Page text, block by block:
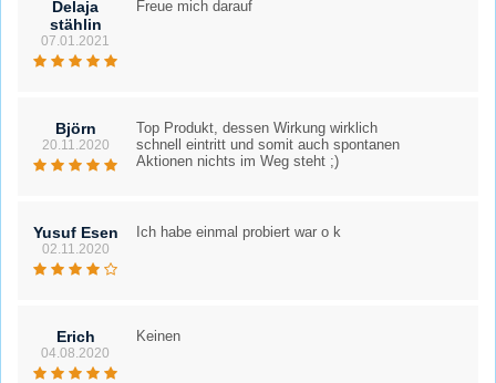
Delaja
stählin
07.01.2021
Freue mich darauf
Björn
20.11.2020
Top Produkt, dessen Wirkung wirklich
schnell eintritt und somit auch spontanen
Aktionen nichts im Weg steht ;)
Yusuf Esen
02.11.2020
Ich habe einmal probiert war o k
Erich
04.08.2020
Keinen